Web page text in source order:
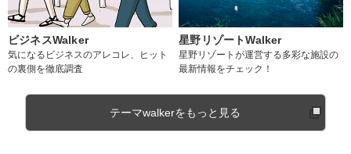
ビジネスWalker
気になるビジネスのアレコレ、ヒット
の裏側を徹底調査
星野リゾートWalker
星野リゾートが運営する多彩な施設の
最新情報をチェック！
テーマwalkerをもっと見る